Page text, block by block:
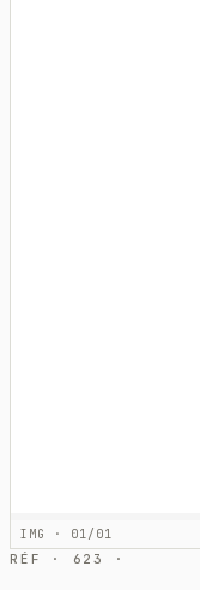
IMG · 01/01
RÉF · 623 ·